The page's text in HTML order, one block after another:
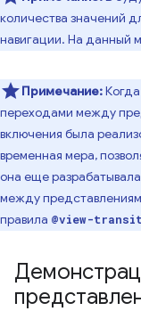
количества значений
навигации. На данный
Примечание:
переходами между
включения была
временная мера,
она еще
между
правила @view-